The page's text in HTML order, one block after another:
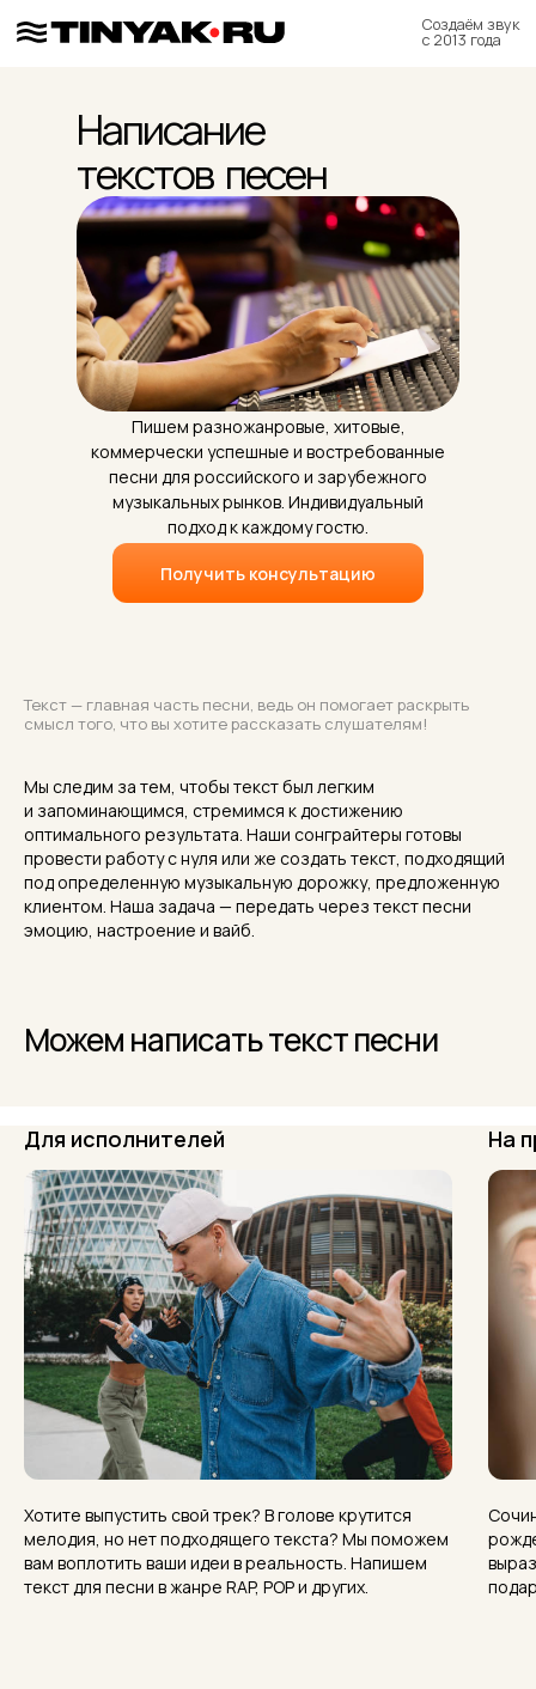
Написание
текстов песен
Пишем разножанровые, хитовые,
коммерчески успешные и востребованные
песни для российского и зарубежного
музыкальных рынков. Индивидуальный
подход к каждому гостю.
Получить консультацию
Текст — главная часть песни, ведь он помогает раскрыть
смысл того, что вы хотите рассказать слушателям!
Мы следим за тем, чтобы текст был легким
и запоминающимся, стремимся к достижению
оптимального результата. Наши сонграйтеры готовы
провести работу с нуля или же создать текст, подходящий
под определенную музыкальную дорожку, предложенную
клиентом. Наша задача — передать через текст песни
эмоцию, настроение и вайб.
Можем написать текст песни
Для исполнителей
Хотите выпустить свой трек? В голове крутится
мелодия, но нет подходящего текста? Мы поможем
вам воплотить ваши идеи в реальность. Напишем
текст для песни в жанре RAP, POP и других.
На